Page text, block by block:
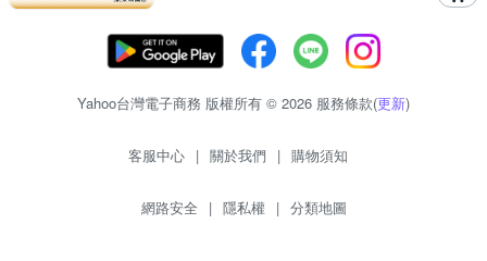
Yahoo台灣電子商務 版權所有 © 2026 服務條款(更新)
客服中心 | 關於我們 | 購物須知
網路安全 | 隱私權 | 分類地圖